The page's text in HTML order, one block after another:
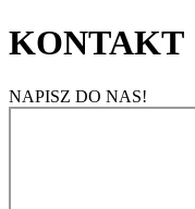
KONTAKT
NAPISZ DO NAS!